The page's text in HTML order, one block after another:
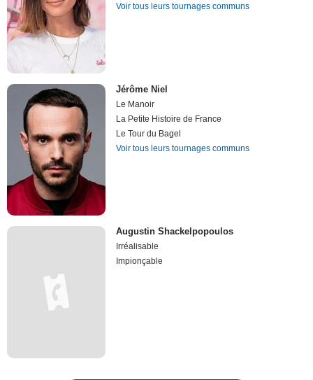
Voir tous leurs tournages communs
Jérôme Niel
Le Manoir
La Petite Histoire de France
Le Tour du Bagel
Voir tous leurs tournages communs
Augustin Shackelpopoulos
Irréalisable
Impionçable